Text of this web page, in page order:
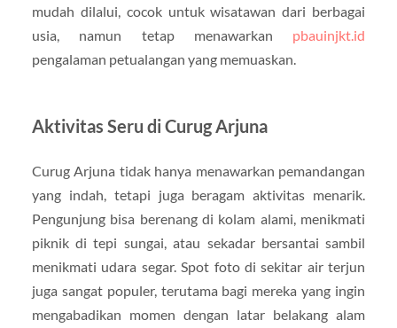
mudah dilalui, cocok untuk wisatawan dari berbagai
usia, namun tetap menawarkan pbauinjkt.id
pengalaman petualangan yang memuaskan.
Aktivitas Seru di Curug Arjuna
Curug Arjuna tidak hanya menawarkan pemandangan
yang indah, tetapi juga beragam aktivitas menarik.
Pengunjung bisa berenang di kolam alami, menikmati
piknik di tepi sungai, atau sekadar bersantai sambil
menikmati udara segar. Spot foto di sekitar air terjun
juga sangat populer, terutama bagi mereka yang ingin
mengabadikan momen dengan latar belakang alam